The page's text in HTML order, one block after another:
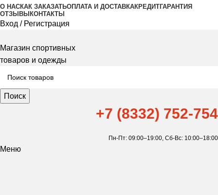
О НАСКАК ЗАКАЗАТЬОПЛАТА И ДОСТАВКАКРЕДИТГАРАНТИЯ
ОТЗЫВЫ КОНТАКТЫ
Вход / Регистрация
Магазин спортивных
товаров и одежды
Поиск
+7 (8332) 752-754
Пн-Пт: 09:00–19:00, Сб-Вс: 10:00–18:00
Меню